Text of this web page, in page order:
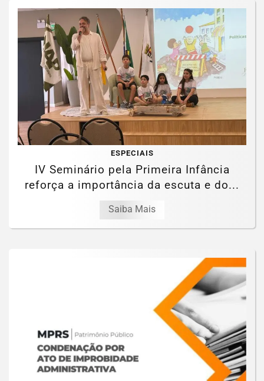
ESPECIAIS
IV Seminário pela Primeira Infância
reforça a importância da escuta e do...
Saiba Mais